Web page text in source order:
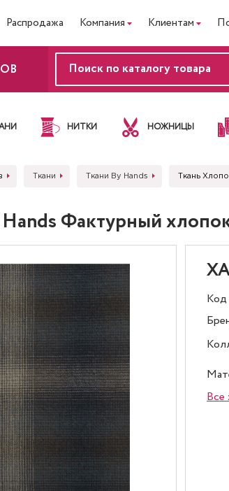
Распродажа Компания Клиентам
НИТКИ НОЖНИЦЫ
Ткани Ткани By Hands Ткань
Фактурный
Код
Все